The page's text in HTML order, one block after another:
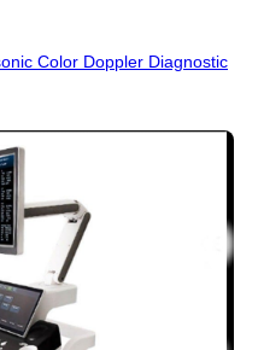
Color Doppler Diagnostic